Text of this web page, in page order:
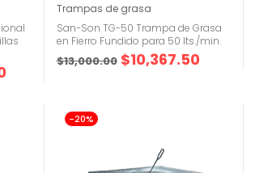
Trampas de grasa
San-Son TG-50 Trampa de Grasa
en Fierro Fundido para 50 lts./min.
$13,000.00 $10,367.50
-20%